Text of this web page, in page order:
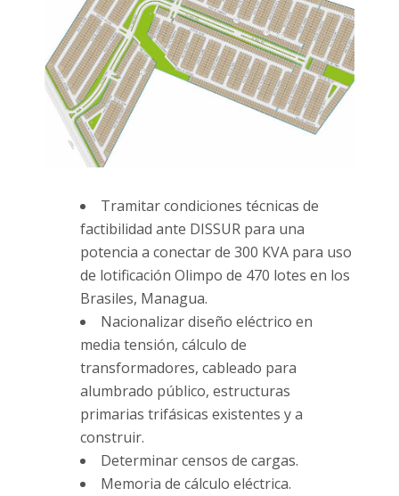
Tramitar condiciones técnicas de
factibilidad ante DISSUR para una
potencia a conectar de 300 KVA para uso
de lotificación Olimpo de 470 lotes en los
Brasiles, Managua.
Nacionalizar diseño eléctrico en
media tensión, cálculo de
transformadores, cableado para
alumbrado público, estructuras
primarias trifásicas existentes y a
construir.
Determinar censos de cargas.
Memoria de cálculo eléctrica.